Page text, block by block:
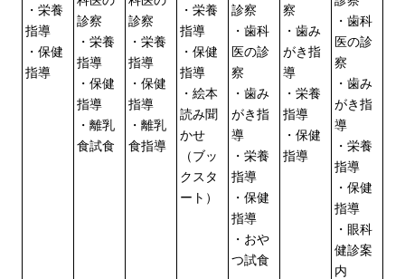
・栄養
指導
・保健
指導
診察
・栄養
指導
・保健
指導
・離乳
食試食
診察
・栄養
指導
・保健
指導
・離乳
食指導
・栄養
指導
・保健
指導
・絵本
読み聞
かせ
（ブッ
クスタ
ート）
診察
・歯科
医の診
察
・歯み
がき指
導
・栄養
指導
・保健
指導
・おや
つ試食
察
・歯み
がき指
導
・栄養
指導
・保健
指導
・歯科
医の診
察
・歯み
がき指
導
・栄養
指導
・保健
指導
・眼科
健診案
内